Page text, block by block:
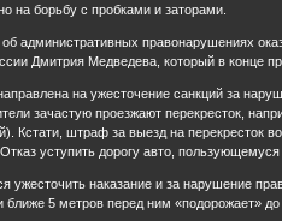
на борьбу с пробками и заторами.
об административных правонарушениях
Дмитрия Медведева, который в конце
на ужесточение санкций за
зачастую проезжают перекресток,
Кстати, штраф за выезд на перекресток
уступить дорогу авто,
ужесточить наказание и за нарушение
5 метров перед ним «подорожает» до